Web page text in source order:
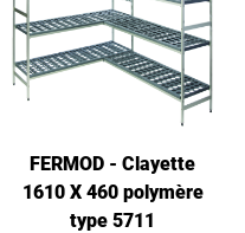
FERMOD - Clayette
1610 X 460 polymère
type 5711